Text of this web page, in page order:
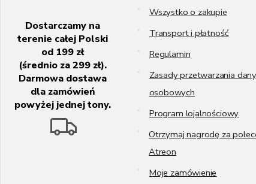
Dostarczamy na
terenie całej Polski
od 199 zł
(średnio za 299 zł).
Darmowa dostawa
dla zamówień
powyżej jednej tony.
Wszystko o zakupie
Transport i płatność
Regulamin
Zasady przetwarzania
osobowych
Program lojalnościowy
Otrzymaj nagrodę za
Atreon
Moje zamówienie